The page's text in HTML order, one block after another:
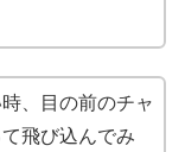
、目の前のチャ
飛び込んでみ